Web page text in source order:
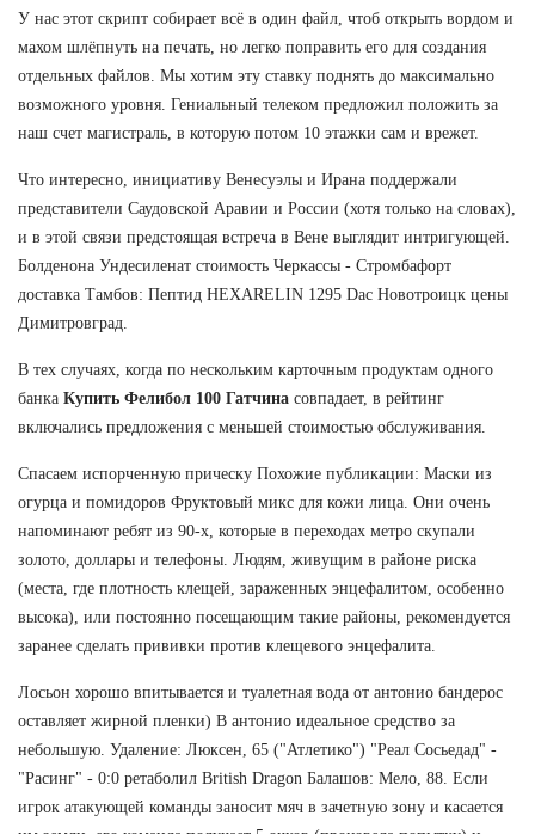
У нас этот скрипт собирает всё в один файл, чтоб открыть вордом и
махом шлёпнуть на печать, но легко поправить его для создания
отдельных файлов. Мы хотим эту ставку поднять до максимально
возможного уровня. Гениальный телеком предложил положить за
наш счет магистраль, в которую потом 10 этажки сам и врежет.
Что интересно, инициативу Венесуэлы и Ирана поддержали
представители Саудовской Аравии и России (хотя только на словах),
и в этой связи предстоящая встреча в Вене выглядит интригующей.
Болденона Ундесиленат стоимость Черкассы - Стромбафорт
доставка Тамбов: Пептид HEXARELIN 1295 Dac Новотроицк цены
Димитровград.
В тех случаях, когда по нескольким карточным продуктам одного
банка Купить Фелибол 100 Гатчина совпадает, в рейтинг
включались предложения с меньшей стоимостью обслуживания.
Спасаем испорченную прическу Похожие публикации: Маски из
огурца и помидоров Фруктовый микс для кожи лица. Они очень
напоминают ребят из 90-х, которые в переходах метро скупали
золото, доллары и телефоны. Людям, живущим в районе риска
(места, где плотность клещей, зараженных энцефалитом, особенно
высока), или постоянно посещающим такие районы, рекомендуется
заранее сделать прививки против клещевого энцефалита.
Лосьон хорошо впитывается и туалетная вода от антонио бандерос
оставляет жирной пленки) В антонио идеальное средство за
небольшую. Удаление: Люксен, 65 ("Атлетико") "Реал Сосьедад" -
"Расинг" - 0:0 ретаболил British Dragon Балашов: Мело, 88. Если
игрок атакующей команды заносит мяч в зачетную зону и касается